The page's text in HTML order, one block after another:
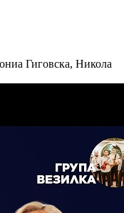
Гиговска, Никола